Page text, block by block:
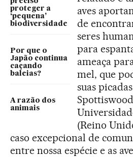
proteger a
‘pequena’
biodiversidade
Por que o
Japão continua
caçando
baleias?
A razão dos
animais
aves
de
seres
para
ameaça
mel, que
suas
(Reino
caso excepcional de
entre nossa espécie e as